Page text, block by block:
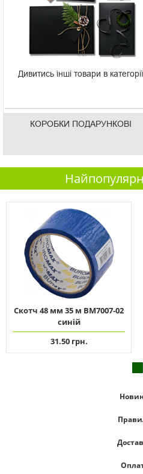
Дивитись інші товари в категорії
КОРОБКИ ПОДАРУНКОВІ
Скотч 48 мм 35 м ВМ7007-02
синій
31.50 грн.